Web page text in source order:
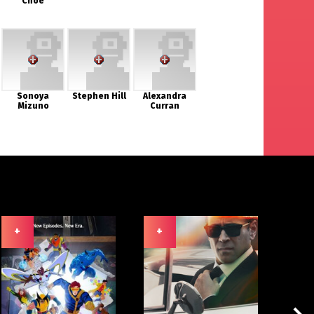
Sonoya
Mizuno
Stephen Hill
Alexandra
Curran
+ +